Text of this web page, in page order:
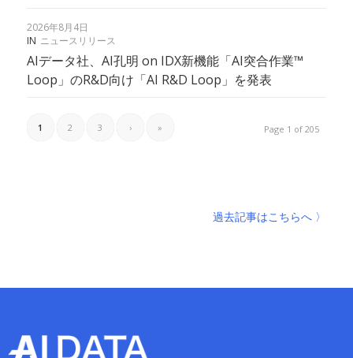
2026年8月4日
IN ニュースリリース
AIデータ社、AI孔明 on IDX新機能「AI突合作業™︎
Loop」のR&D向け「AI R&D Loop」を発表
Page 1 of 205
1 2 3 › »
過去記事はこちらへ 〉